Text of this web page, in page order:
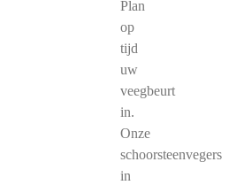
Plan
op
tijd
uw
veegbeurt
in.
Onze
schoorsteenvegers
in